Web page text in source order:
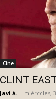
Cine
CLINT
Javi A. miércoles,